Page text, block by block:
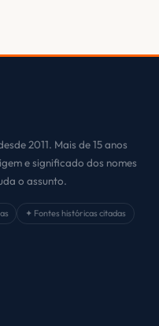
2011. Mais de 15 anos
e significado dos nomes
o assunto.
✦ Fontes históricas citadas